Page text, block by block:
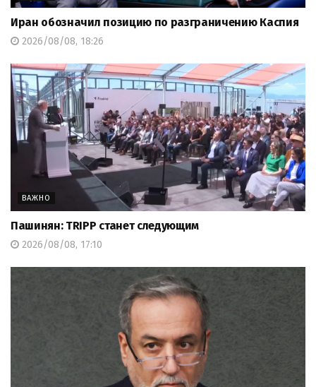
Иран обозначил позицию по разграничению Каспия
2026/08/08, 18:26
ВАЖНО
Пашинян: TRIPP станет следующим
2026/08/08, 17:10